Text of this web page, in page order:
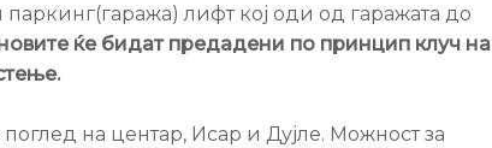
паркинг(гаража) лифт кој оди од гаражата до
ќе бидат предадени по принцип клуч на
на центар, Исар и Дујле. Можност за